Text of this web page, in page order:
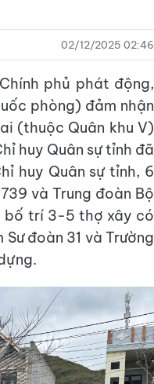
02/12/2025 02:46
phủ phát động,
phòng) đảm nhận
(thuộc Quân khu V)
huy Quân sự tỉnh đã
huy Quân sự tỉnh, 6
và Trung đoàn Bộ
bố trí 3-5 thợ xây có
đoàn 31 và Trường